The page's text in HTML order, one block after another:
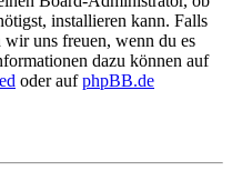
installieren kann. Falls
uns freuen, wenn du es
dazu können auf
oder aufphpBB.de